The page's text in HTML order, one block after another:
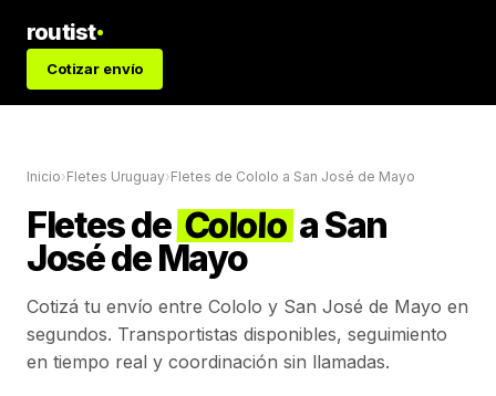
routist
Cotizar envío
Inicio›Fletes Uruguay›Fletes de Cololo a San José de Mayo
Fletes de Cololo aSan
José de Mayo
Cotizá tu envío entre Cololo y San José de Mayo en
segundos. Transportistas disponibles, seguimiento
en tiempo real y coordinación sin llamadas.